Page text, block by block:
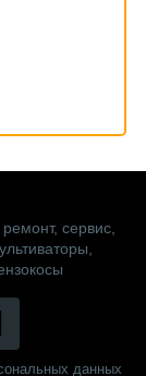
сервис,
данных